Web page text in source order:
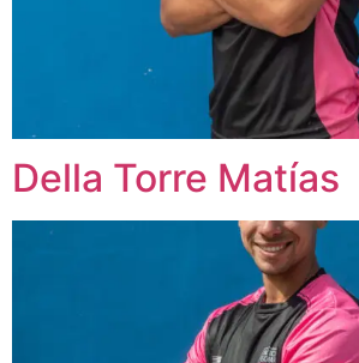
Della Torre Matías